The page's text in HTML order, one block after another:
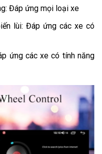
Đáp ứng mọi loại xe
lùi: Đáp ứng các xe có
ứng các xe có tính năng